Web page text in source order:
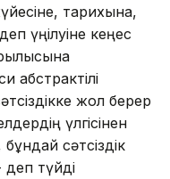
тарихына,
үңілуіне кеңес
абстрактілі
жол берер
үлгісінен
сәтсіздік
түйді